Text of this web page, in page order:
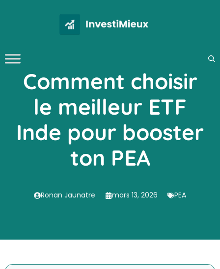
Comment choisir
le meilleur ETF
Inde pour booster
ton PEA
Ronan Jaunatre mars 13, 2026 PEA